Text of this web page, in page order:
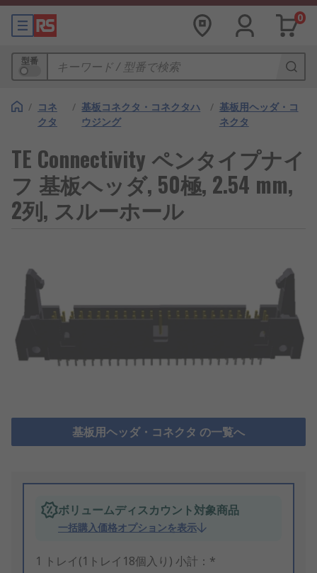
0
型番
/ コネ
クタ
/ 基板コネクタ・コネクタハ
ウジング
/ 基板用ヘッダ・コ
ネクタ
TE Connectivity ペンタイプナイ
フ 基板ヘッダ, 50極, 2.54 mm,
2列, スルーホール
基板用ヘッダ・コネクタ の一覧へ
ボリュームディスカウント対象商品
一括購入価格オプションを表示
1 トレイ(1トレイ18個入り) 小計：*